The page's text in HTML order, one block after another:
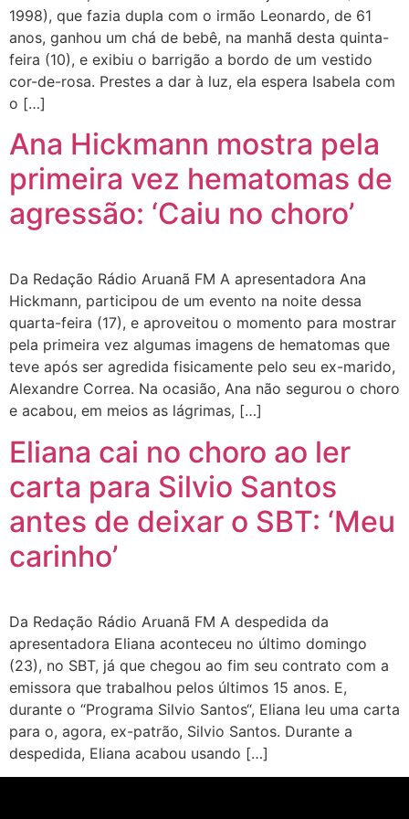
1998), que fazia dupla com o irmão Leonardo, de 61
anos, ganhou um chá de bebê, na manhã desta quinta-
feira (10), e exibiu o barrigão a bordo de um vestido
cor-de-rosa. Prestes a dar à luz, ela espera Isabela com
o […]
Ana Hickmann mostra pela
primeira vez hematomas de
agressão: ‘Caiu no choro’
Da Redação Rádio Aruanã FM A apresentadora Ana
Hickmann, participou de um evento na noite dessa
quarta-feira (17), e aproveitou o momento para mostrar
pela primeira vez algumas imagens de hematomas que
teve após ser agredida fisicamente pelo seu ex-marido,
Alexandre Correa. Na ocasião, Ana não segurou o choro
e acabou, em meios as lágrimas, […]
Eliana cai no choro ao ler
carta para Silvio Santos
antes de deixar o SBT: ‘Meu
carinho’
Da Redação Rádio Aruanã FM A despedida da
apresentadora Eliana aconteceu no último domingo
(23), no SBT, já que chegou ao fim seu contrato com a
emissora que trabalhou pelos últimos 15 anos. E,
durante o “Programa Silvio Santos“, Eliana leu uma carta
para o, agora, ex-patrão, Silvio Santos. Durante a
despedida, Eliana acabou usando […]